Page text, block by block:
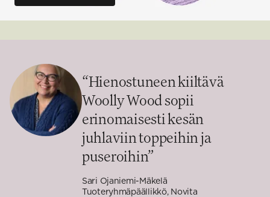
“Hienostuneen kiiltävä
Woolly Wood sopii
erinomaisesti kesän
juhlaviin toppeihin ja
puseroihin”
Sari Ojaniemi-Mäkelä
Tuoteryhmäpäällikkö, Novita